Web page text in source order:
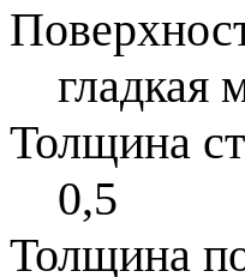
гладкая
Толщина
0,5
Толщина